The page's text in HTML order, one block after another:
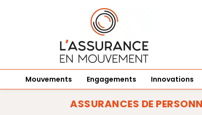
Mouvements Engagements Innovations
ASSURANCES DE